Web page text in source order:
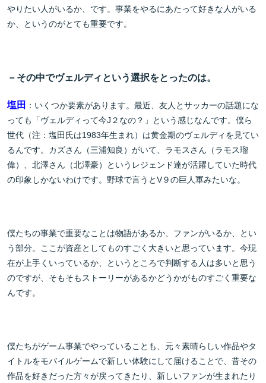
やりたい人がいるか、です。事業をやるにあたって好きな人がいる
か、というのがとても重要です。
－その中でヴェルディという選択をとったのは。
塩田 ：いくつか要素があります。最近、友人とサッカーの話題にな
っても「ヴェルディって今J２なの？」という感じなんです。僕ら
世代（注：塩田氏は1983年生まれ）は黄金期のヴェルディを見てい
るんです。カズさん（三浦知良）がいて、ラモスさん（ラモス瑠
偉）、北澤さん（北澤豪）というレジェンド達が活躍していた時代
の印象しかないわけです。野球で言うとV９の巨人軍みたいな。
僕たちの事業で重要なことは物語があるか、ファンがいるか、とい
う部分。ここが資産としてものすごく大きいと思っています。今現
在が上手くいっているか、というところで判断する人は多いと思う
のですが、そもそもストーリーがあるかどうかがものすごく重要な
んです。
僕たちがゲーム事業でやっていることも、元々素晴らしい作品やタ
イトルをモバイルゲームで新しい体験にして届けることで、昔その
作品を好きだった方々が戻ってきたり、新しいファンが生まれたり